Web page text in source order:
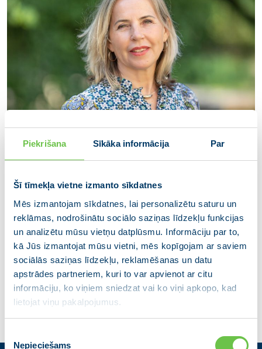
Piekrišana Sīkāka informācija Par
Šī tīmekļa vietne izmanto sīkdatnes
Mēs izmantojam sīkdatnes, lai personalizētu saturu un
reklāmas, nodrošinātu sociālo saziņas līdzekļu funkcijas
un analizētu mūsu vietņu datplūsmu. Informāciju par to,
kā Jūs izmantojat mūsu vietni, mēs kopīgojam ar saviem
sociālās saziņas līdzekļu, reklamēšanas un datu
apstrādes partneriem, kuri to var apvienot ar citu
informāciju, ko viņiem sniedzat vai ko viņi apkopo, kad
lietojat viņu pakalpojumus.
Nepieciešams
Baiba Mikāla
Kuldīgas novada domes deputāte (Kuldīgas
novadam)